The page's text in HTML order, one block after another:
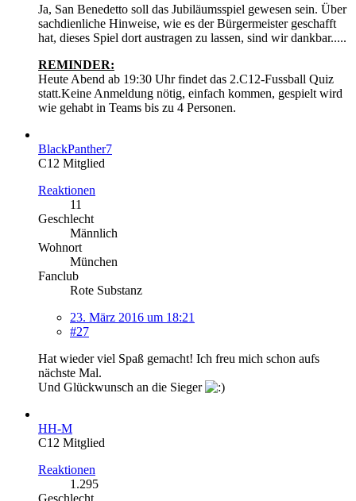
Ja, San Benedetto soll das Jubiläumsspiel gewesen sein. Über
sachdienliche Hinweise, wie es der Bürgermeister geschafft
hat, dieses Spiel dort austragen zu lassen, sind wir dankbar.....
REMINDER:
Heute Abend ab 19:30 Uhr findet das 2.C12-Fussball Quiz
statt.Keine Anmeldung nötig, einfach kommen, gespielt wird
wie gehabt in Teams bis zu 4 Personen.
BlackPanther7
C12 Mitglied
Reaktionen
11
Geschlecht
Männlich
Wohnort
München
Fanclub
Rote Substanz
23. März 2016 um 18:21
#27
Hat wieder viel Spaß gemacht! Ich freu mich schon aufs
nächste Mal.
Und Glückwunsch an die Sieger
HH-M
C12 Mitglied
Reaktionen
1.295
Geschlecht